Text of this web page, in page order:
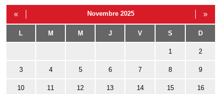
« Novembre 2025 »
L M M J V S D
1 2
3 4 5 6 7 8 9
10 11 12 13 14 15 16